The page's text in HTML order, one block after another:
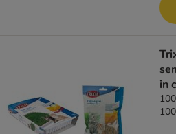
in